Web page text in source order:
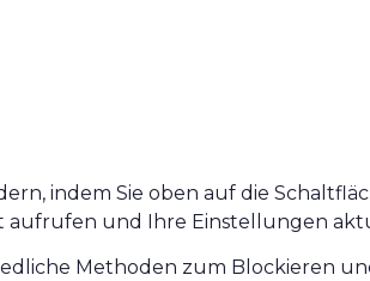
indem Sie oben auf die
aufrufen und Ihre Einstellungen
Methoden zum Blockieren